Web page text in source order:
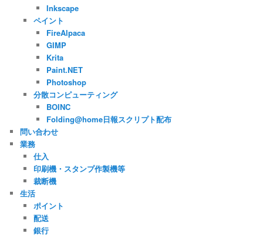
Inkscape
ペイント
FireAlpaca
GIMP
Krita
Paint.NET
Photoshop
分散コンピューティング
BOINC
Folding@home日報スクリプト配布
問い合わせ
業務
仕入
印刷機・スタンプ作製機等
裁断機
生活
ポイント
配送
銀行